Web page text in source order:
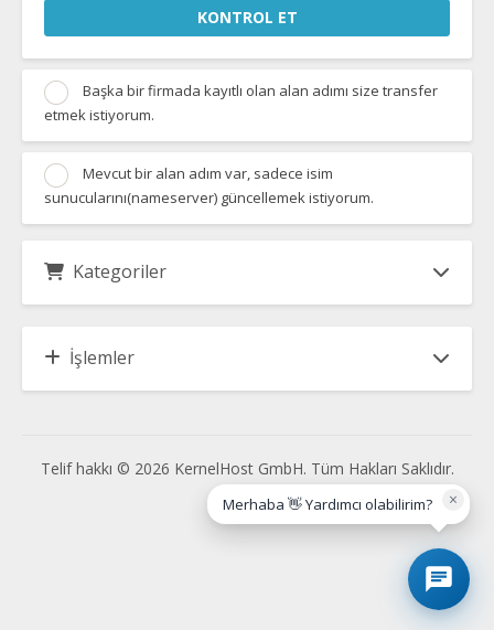
KONTROL ET
Başka bir firmada kayıtlı olan alan adımı size transfer
etmek istiyorum.
Mevcut bir alan adım var, sadece isim
sunucularını(nameserver) güncellemek istiyorum.
Kategoriler
İşlemler
Telif hakkı © 2026 KernelHost GmbH. Tüm Hakları Saklıdır.
×
Merhaba 👋 Yardımcı olabilirim?